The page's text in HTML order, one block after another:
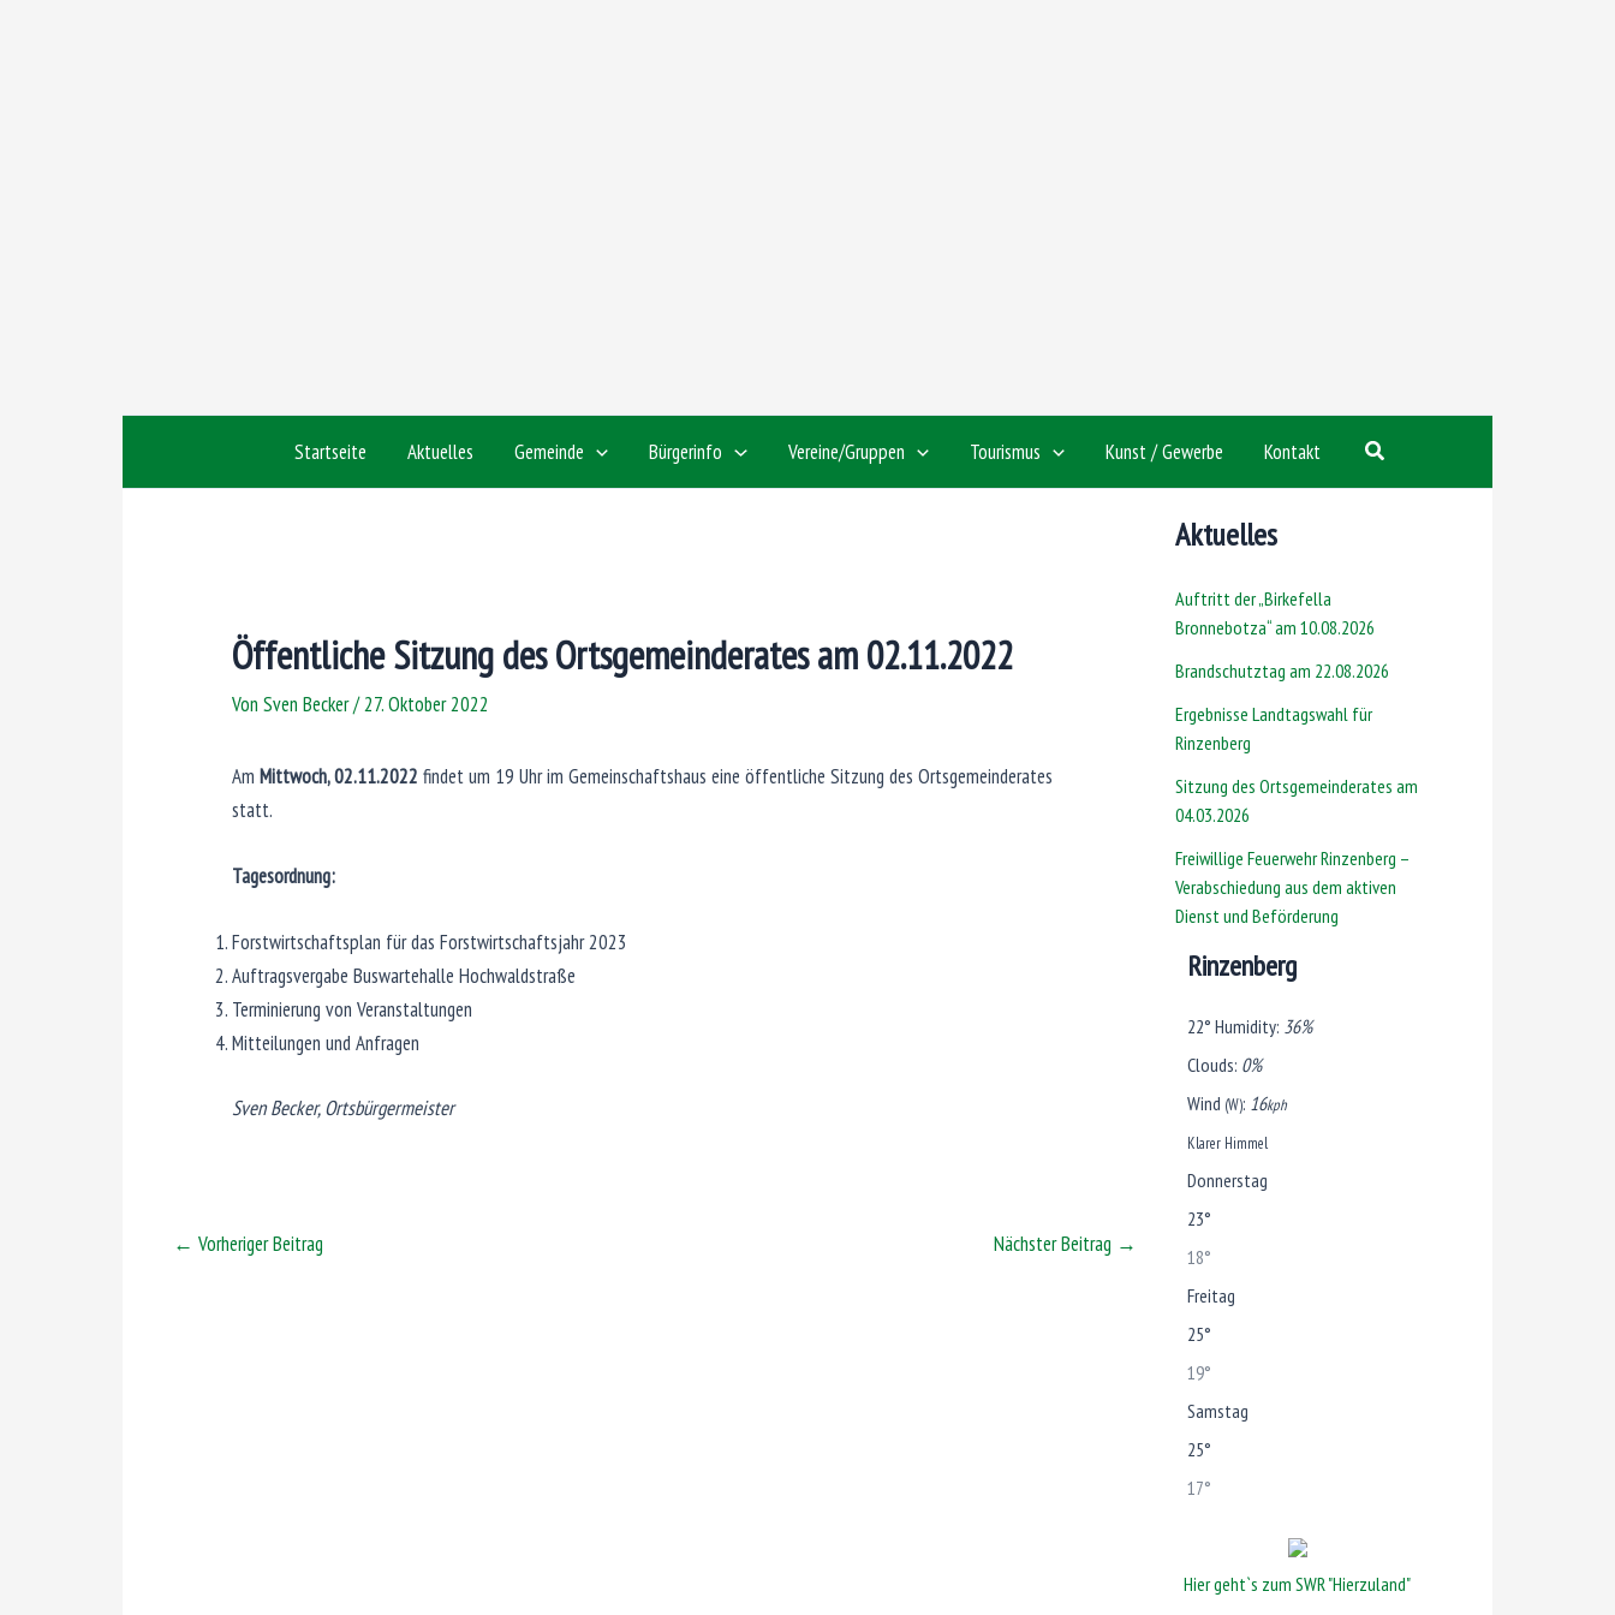
Startseite Aktuelles Gemeinde Bürgerinfo Vereine/Gruppen Tourismus Kunst / Gewerbe Kontakt Suchen
Öffentliche Sitzung des Ortsgemeinderates am 02.11.2022
Von Sven Becker/27. Oktober 2022
Am Mittwoch, 02.11.2022 findet um 19 Uhr im Gemeinschaftshaus eine öffentliche Sitzung des Ortsgemeinderates
statt.
Tagesordnung:
Forstwirtschaftsplan für das Forstwirtschaftsjahr 2023
Auftragsvergabe Buswartehalle Hochwaldstraße
Terminierung von Veranstaltungen
Mitteilungen und Anfragen
Sven Becker, Ortsbürgermeister
← Vorheriger Beitrag Nächster Beitrag →
Aktuelles
Auftritt der „Birkefella
Bronnebotza“ am 10.08.2026
Brandschutztag am 22.08.2026
Ergebnisse Landtagswahl für
Rinzenberg
Sitzung des Ortsgemeinderates am
04.03.2026
Freiwillige Feuerwehr Rinzenberg –
Verabschiedung aus dem aktiven
Dienst und Beförderung
Rinzenberg
22° Humidity: 36%
Clouds: 0%
Wind (W): 16kph
Klarer Himmel
Donnerstag
23°
18°
Freitag
25°
19°
Samstag
25°
17°
Hier geht`s zum SWR "Hierzuland"